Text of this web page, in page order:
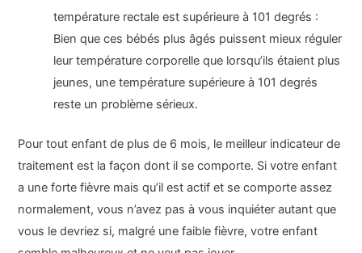
température rectale est supérieure à 101 degrés :
Bien que ces bébés plus âgés puissent mieux réguler
leur température corporelle que lorsqu’ils étaient plus
jeunes, une température supérieure à 101 degrés
reste un problème sérieux.
Pour tout enfant de plus de 6 mois, le meilleur indicateur de
traitement est la façon dont il se comporte. Si votre enfant
a une forte fièvre mais qu’il est actif et se comporte assez
normalement, vous n’avez pas à vous inquiéter autant que
vous le devriez si, malgré une faible fièvre, votre enfant